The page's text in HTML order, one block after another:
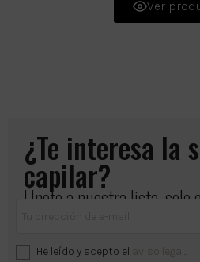
Ver
¿Te interesa la
capilar?
Únete a nuestra lista, solo
He leído y acepto el aviso legal .